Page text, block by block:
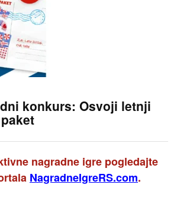
konkurs: Osvoji letnji
nagradne igre pogledajte
NagradneIgreRS.com.